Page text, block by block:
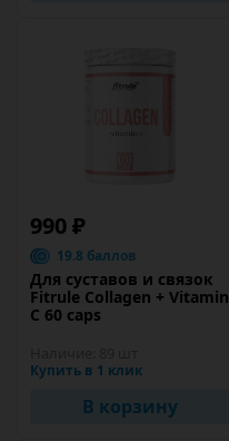
990 ₽
19.8 баллов
Для суставов и связок
Fitrule Collagen + Vitamin
C 60 caps
Купить в 1 клик
В корзину